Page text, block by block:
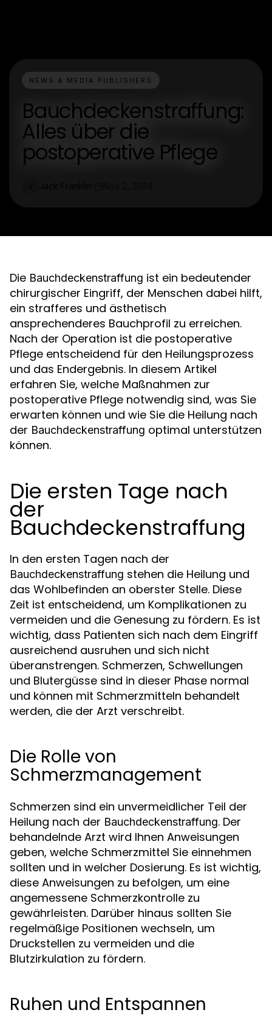
NEWS & MEDIA PUBLISHERS
Bauchdeckenstraffung:
Alles über die
postoperative Pflege
Die Bauchdeckenstraffung ist ein bedeutender
chirurgischer Eingriff, der Menschen dabei hilft,
ein strafferes und ästhetisch
ansprechenderes Bauchprofil zu erreichen.
Nach der Operation ist die postoperative
Pflege entscheidend für den Heilungsprozess
und das Endergebnis. In diesem Artikel
erfahren Sie, welche Maßnahmen zur
postoperative Pflege notwendig sind, was Sie
erwarten können und wie Sie die Heilung nach
der Bauchdeckenstraffung optimal unterstützen
können.
Die ersten Tage nach
der
Bauchdeckenstraffung
In den ersten Tagen nach der
Bauchdeckenstraffung stehen die Heilung und
das Wohlbefinden an oberster Stelle. Diese
Zeit ist entscheidend, um Komplikationen zu
vermeiden und die Genesung zu fördern. Es ist
wichtig, dass Patienten sich nach dem Eingriff
ausreichend ausruhen und sich nicht
überanstrengen. Schmerzen, Schwellungen
und Blutergüsse sind in dieser Phase normal
und können mit Schmerzmitteln behandelt
werden, die der Arzt verschreibt.
Die Rolle von
Schmerzmanagement
Schmerzen sind ein unvermeidlicher Teil der
Heilung nach der Bauchdeckenstraffung. Der
behandelnde Arzt wird Ihnen Anweisungen
geben, welche Schmerzmittel Sie einnehmen
sollten und in welcher Dosierung. Es ist wichtig,
diese Anweisungen zu befolgen, um eine
angemessene Schmerzkontrolle zu
gewährleisten. Darüber hinaus sollten Sie
regelmäßige Positionen wechseln, um
Druckstellen zu vermeiden und die
Blutzirkulation zu fördern.
Ruhen und Entspannen